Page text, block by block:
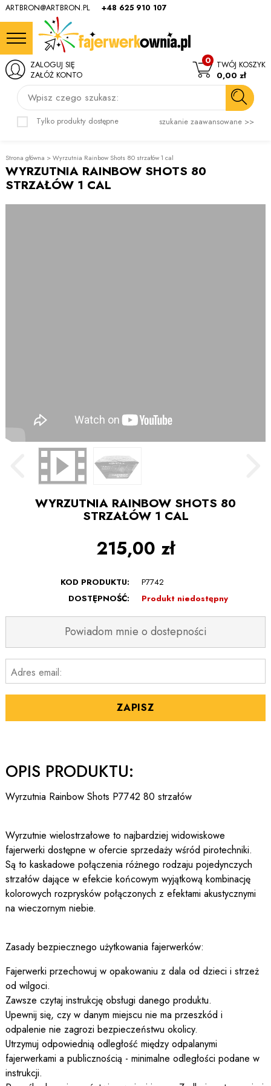
ARTBRON@ARTBRON.PL +48 625 910 107
Wpisz czego szukasz:
Tylko produkty dostępne szukanie zaawansowane >>
ZALOGUJ SIĘ
ZAŁÓŻ KONTO
TWÓJ KOSZYK
0
0,00 zł
Strona główna >Wyrzutnia Rainbow Shots 80 strzałów 1 cal
WYRZUTNIA RAINBOW SHOTS 80
STRZAŁÓW 1 CAL
WYRZUTNIA RAINBOW SHOTS 80
STRZAŁÓW 1 CAL
215,00 zł
KOD PRODUKTU:
P7742
DOSTĘPNOŚĆ:
Produkt niedostępny
Powiadom mnie o dostepności
Adres email:
ZAPISZ
OPIS PRODUKTU:
Wyrzutnia Rainbow Shots P7742 80 strzałów
Wyrzutnie wielostrzałowe to najbardziej widowiskowe
fajerwerki dostępne w ofercie sprzedaży wśród pirotechniki.
Są to kaskadowe połączenia różnego rodzaju pojedynczych
strzałów dające w efekcie końcowym wyjątkową kombinację
kolorowych rozprysków połączonych z efektami akustycznymi
na wieczornym niebie.
Zasady bezpiecznego użytkowania fajerwerków:
Fajerwerki przechowuj w opakowaniu z dala od dzieci i strzeż
od wilgoci.
Zawsze czytaj instrukcję obsługi danego produktu.
Upewnij się, czy w danym miejscu nie ma przeszkód i
odpalenie nie zagrozi bezpieczeństwu okolicy.
Utrzymuj odpowiednią odległość między odpalanymi
fajerwerkami a publicznością - minimalne odległości podane w
instrukcji.